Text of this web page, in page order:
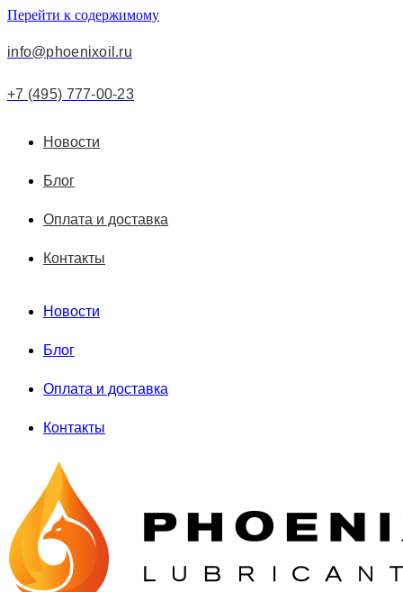
Перейти к содержимому
info@phoenixoil.ru
+7 (495) 777-00-23
Новости
Блог
Оплата и доставка
Контакты
Новости
Блог
Оплата и доставка
Контакты